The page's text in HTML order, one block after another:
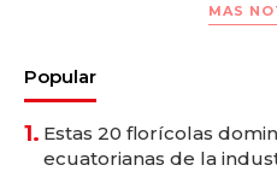
MAS
Popular
1. Estas 20 florícolas
ecuatorianas de la